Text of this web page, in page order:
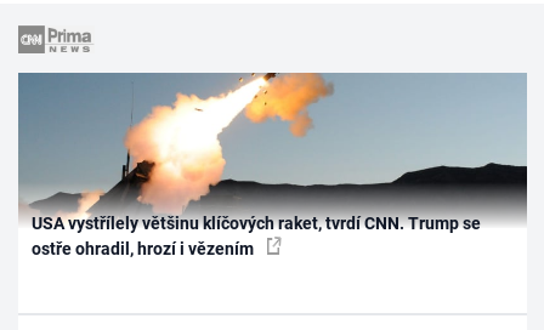
USA vystřílely většinu klíčových raket, tvrdí CNN. Trump se
ostře ohradil, hrozí i vězením